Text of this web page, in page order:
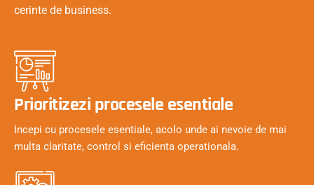
cerinte de business.
Prioritizezi procesele esentiale
Incepi cu procesele esentiale, acolo unde ai nevoie de mai
multa claritate, control si eficienta operationala.